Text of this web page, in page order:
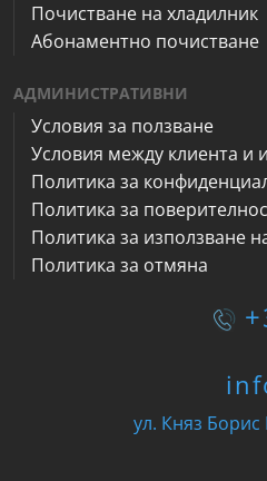
Почистване на хладилник
Абонаментно почистване
АДМИНИСТРАТИВНИ
Условия за ползване
Условия между клиента и
Политика за
Политика за
Политика за използване
Политика за отмяна
ул. Княз